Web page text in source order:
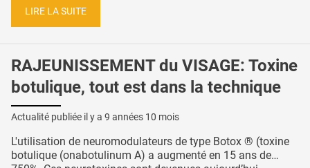
LIRE LA SUITE
RAJEUNISSEMENT du VISAGE: Toxine
botulique, tout est dans la technique
Actualité publiée il y a 9 années 10 mois
L'utilisation de neuromodulateurs de type Botox ® (toxine
botulique (onabotulinum A) a augmenté en 15 ans de…